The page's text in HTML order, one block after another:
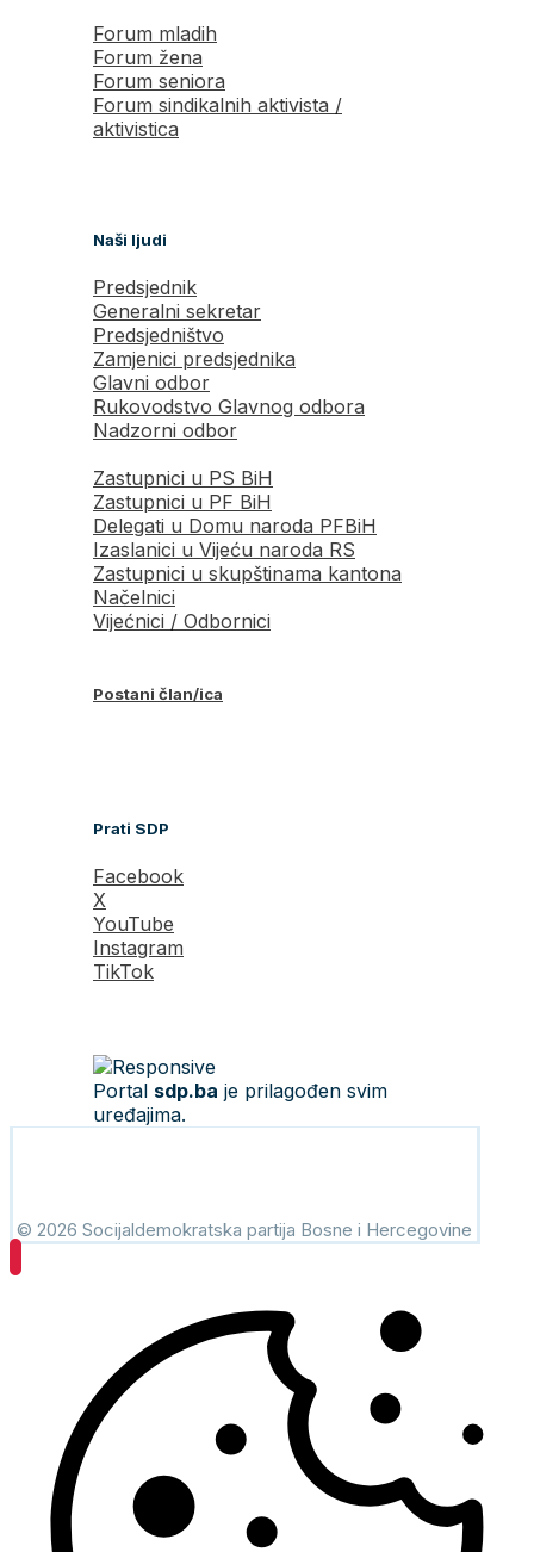
Forum mladih
Forum žena
Forum seniora
Forum sindikalnih aktivista /
aktivistica
Naši ljudi
Predsjednik
Generalni sekretar
Predsjedništvo
Zamjenici predsjednika
Glavni odbor
Rukovodstvo Glavnog odbora
Nadzorni odbor
Zastupnici u PS BiH
Zastupnici u PF BiH
Delegati u Domu naroda PFBiH
Izaslanici u Vijeću naroda RS
Zastupnici u skupštinama kantona
Načelnici
Vijećnici / Odbornici
Postani član/ica
Prati SDP
Facebook
X
YouTube
Instagram
TikTok
Portal sdp.ba je prilagođen svim
uređajima.
© 2026 Socijaldemokratska partija Bosne i Hercegovine